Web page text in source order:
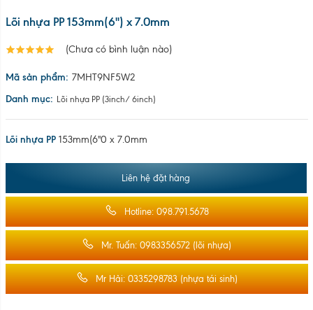
Lõi nhựa PP 153mm(6'') x 7.0mm
(Chưa có bình luận nào)
Mã sản phẩm: 7MHT9NF5W2
Danh mục: Lõi nhựa PP (3inch/ 6inch)
Lõi nhựa PP153mm(6''0 x 7.0mm
Liên hệ đặt hàng
Hotline: 098.791.5678
Mr. Tuấn: 0983356572 (lõi nhựa)
Mr Hải: 0335298783 (nhựa tái sinh)